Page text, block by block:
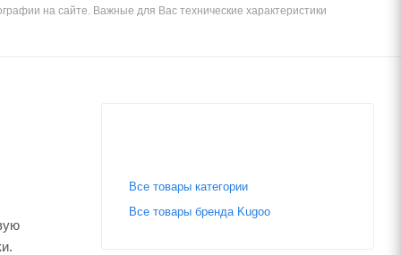
на сайте. Важные для Вас технические характеристики
Все товары категории
Все товары бренда Kugoo